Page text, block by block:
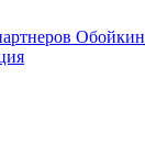
Обойкин